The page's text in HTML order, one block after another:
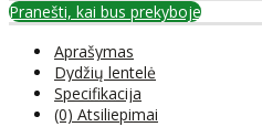
Pranešti, kai bus prekyboje
Aprašymas
Dydžių lentelė
Specifikacija
(0) Atsiliepimai